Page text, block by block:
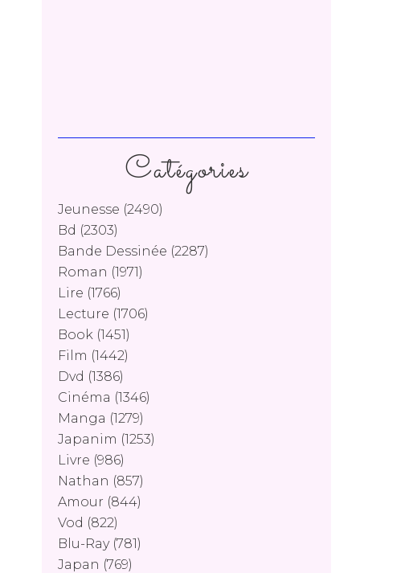
Catégories
Jeunesse (2490)
Bd (2303)
Bande Dessinée (2287)
Roman (1971)
Lire (1766)
Lecture (1706)
Book (1451)
Film (1442)
Dvd (1386)
Cinéma (1346)
Manga (1279)
Japanim (1253)
Livre (986)
Nathan (857)
Amour (844)
Vod (822)
Blu-Ray(781)
Japan (769)